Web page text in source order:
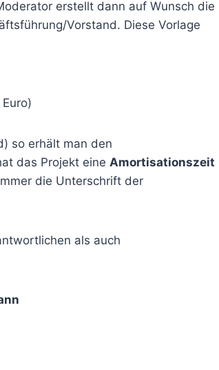
erstellt dann auf Wunsch die
Vorstand. Diese Vorlage
so erhält man den
das Projekt eine Amortisationszeit
die Unterschrift der
als auch